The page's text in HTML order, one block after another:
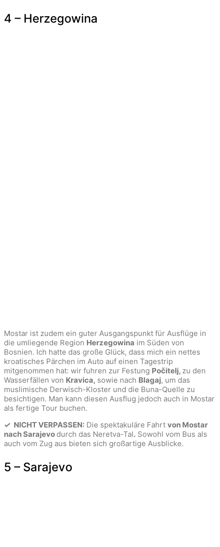
4 – Herzegowina
Mostar ist zudem ein guter Ausgangspunkt für Ausflüge in
die umliegende Region Herzegowina im Süden von
Bosnien. Ich hatte das große Glück, dass mich ein nettes
kroatisches Pärchen im Auto auf einen Tagestrip
mitgenommen hat: wir fuhren zur Festung Počitelj, zu den
Wasserfällen von Kravica, sowie nach Blagaj, um das
muslimische Derwisch-Kloster und die Buna-Quelle zu
besichtigen. Man kann diesen Ausflug jedoch auch in Mostar
als fertige Tour buchen.
✓ NICHT VERPASSEN: Die spektakuläre Fahrt von Mostar
nach Sarajevo durch das Neretva-Tal. Sowohl vom Bus als
auch vom Zug aus bieten sich großartige Ausblicke.
5 – Sarajevo